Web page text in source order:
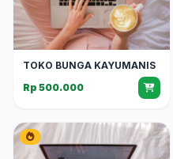
TOKO BUNGA KAYUMANIS
Rp 500.000